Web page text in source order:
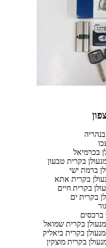
בכרמיאל
בקרית טבעון
ברמת ישי
בקרית אתא
בקרית חיים
בקרית ים
ברכסים
בקרית שמואל
בקרית ביאליק
בקרית מוצקין